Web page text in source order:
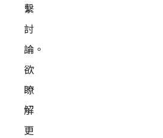
繫
討
論。
欲
瞭
解
更